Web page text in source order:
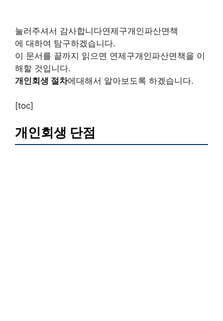
눌러주셔서 감사합니다연제구개인파산면책
에 대하여 탐구하겠습니다.
이 문서를 끝까지 읽으면 연제구개인파산면책을 이
해할 것입니다.
개인회생 절차에대해서 알아보도록 하겠습니다.
[toc]
개인회생 단점